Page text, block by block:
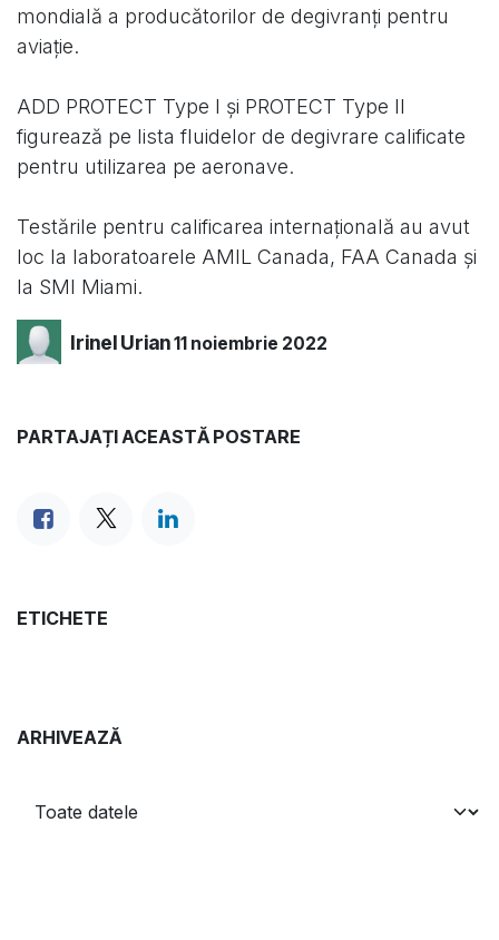
mondială a producătorilor de degivranți pentru
aviație.
ADD PROTECT Type I și PROTECT Type II
figurează pe lista fluidelor de degivrare calificate
pentru utilizarea pe aeronave.
Testările pentru calificarea internațională au avut
loc la laboratoarele AMIL Canada, FAA Canada și
la SMI Miami.
Irinel Urian11 noiembrie 2022
PARTAJAȚI ACEASTĂ POSTARE
ETICHETE
ARHIVEAZĂ